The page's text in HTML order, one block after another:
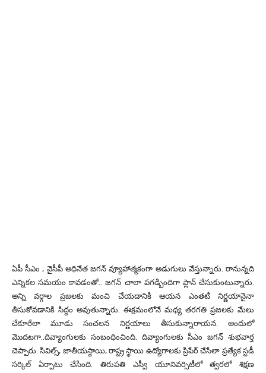
ఏపీ సీఎం , వైసీపీ అధినేత జగన్ వ్యూహాత్మకంగా అడుగులు వేస్తున్నారు. రానున్నది
ఎన్నికల సమయం కావడంతో.. జగన్ చాలా పగడ్బిందిగా ప్లాన్ చేసుకుంటున్నారు.
అన్ని వర్గాల ప్రజలకు మంచి చేయడానికి ఆయన ఎంతటి నిర్ణయానైనా
తీసుకోవడానికి సిద్దం అవుతున్నారు. ఈక్రమంలోనే మధ్య తరగతి ప్రజలకు మేలు
చేకూరేలా మూడు సంచలన నిర్ణయాలు తీసుకున్నారాయన. అందులో
మొదటగా..దివ్యాంగులకు సంబంధించింది. దివ్యాంగులకు సీఎం జగన్ శుభవార్త
చెప్పారు. సివిల్స్, జాతీయస్థాయి, రాష్ట్ర స్థాయి ఉద్యోగాలకు ప్రిపేర్ చేసేలా ప్రత్యేక స్టడీ
సర్కిల్ ఏర్పాటు చేసింది. తిరుపతి ఎస్వీ యూనివర్సిటీలో త్వరలో శిక్షణ